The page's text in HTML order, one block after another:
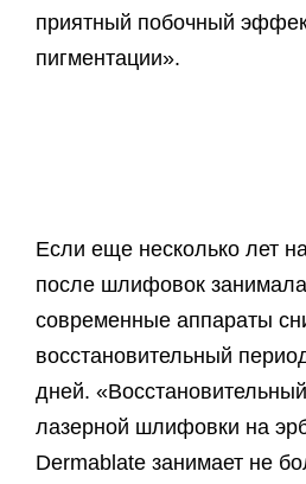
приятный побочный
пигментации».
Если еще несколько лет
после шлифовок
современные аппараты
восстановительный
дней.
лазерной шлифовки на
Dermablate занимает не